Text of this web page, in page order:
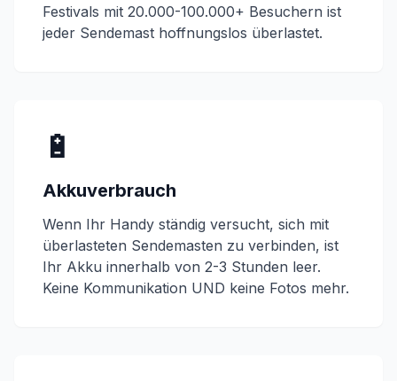
Festivals mit 20.000-100.000+ Besuchern ist
jeder Sendemast hoffnungslos überlastet.
🔋
Akkuverbrauch
Wenn Ihr Handy ständig versucht, sich mit
überlasteten Sendemasten zu verbinden, ist
Ihr Akku innerhalb von 2-3 Stunden leer.
Keine Kommunikation UND keine Fotos mehr.